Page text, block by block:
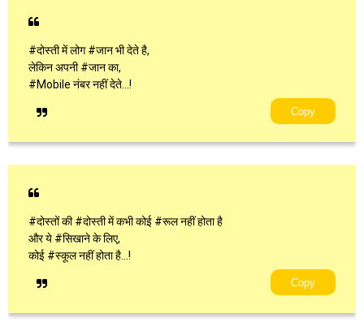
#दोस्ती में लोग #जान भी देते है,
लेकिन अपनी #जान का,
#Mobile नंबर नहीं देते...!
Copy
#दोस्तों की #दोस्ती में कभी कोई #रूल नहीं होता है
और ये #सिखाने के लिए,
कोई #स्कूल नहीं होता है...!
Copy